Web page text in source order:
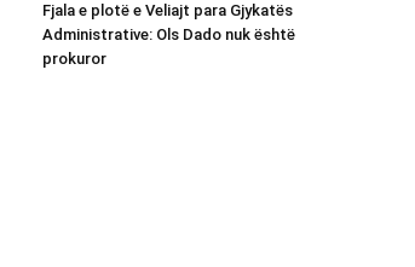
Fjala e plotë e Veliajt para Gjykatës
Administrative: Ols Dado nuk është
prokuror